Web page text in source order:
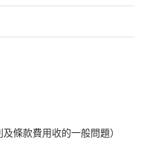
條款費用收的一般問題）